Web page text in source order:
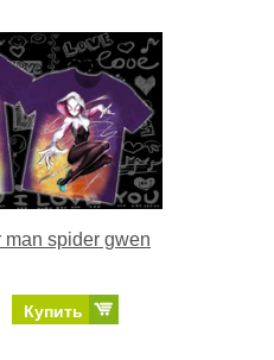
spider gwen
Купить